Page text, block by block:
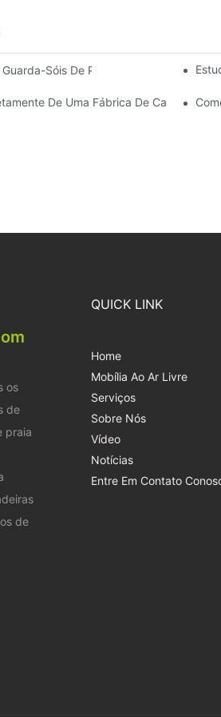
Sóis De Praia Ideal Para As
De Uma Fábrica De Cadeiras De
os
de
praia
de
QUICK LINK
Home
Mobília Ao Ar Livre
Serviços
Sobre Nós
Vídeo
Notícias
Entre Em Contato